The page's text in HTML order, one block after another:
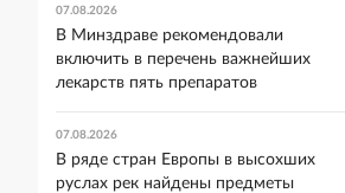
07.08.2026
В Минздраве рекомендовали
включить в перечень важнейших
лекарств пять препаратов
07.08.2026
В ряде стран Европы в высохших
руслах рек найдены предметы